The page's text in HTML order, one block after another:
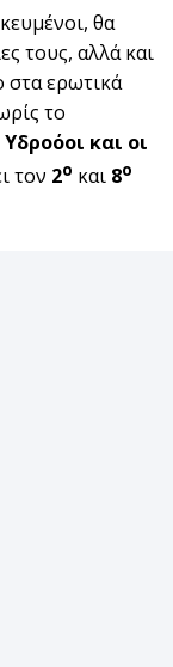
θα
τους, αλλά και
στα ερωτικά
το
Υδροόοι και οι
τον 2ο και 8ο